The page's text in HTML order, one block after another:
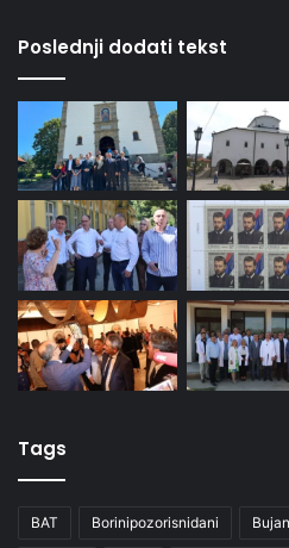
Poslednji dodati tekst
Tags
BAT Borinipozorisnidani